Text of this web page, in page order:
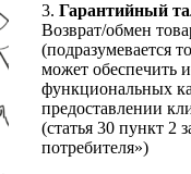
3. Гарантийный
Возврат/обмен
(подразумевается
может обеспечить
функциональных
предоставлении
(статья 30 пункт 2
потребителя»)